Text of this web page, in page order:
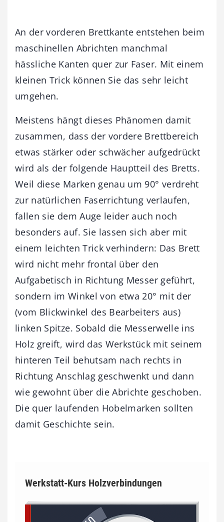
An der vorderen Brettkante entstehen beim
maschinellen Abrichten manchmal
hässliche Kanten quer zur Faser. Mit einem
kleinen Trick können Sie das sehr leicht
umgehen.
Meistens hängt dieses Phänomen damit
zusammen, dass der vordere Brettbereich
etwas stärker oder schwächer aufgedrückt
wird als der folgende Hauptteil des Bretts.
Weil diese Marken genau um 90° verdreht
zur natürlichen Faserrichtung verlaufen,
fallen sie dem Auge leider auch noch
besonders auf. Sie lassen sich aber mit
einem leichten Trick verhindern: Das Brett
wird nicht mehr frontal über den
Aufgabetisch in Richtung Messer geführt,
sondern im Winkel von etwa 20° mit der
(vom Blickwinkel des Bearbeiters aus)
linken Spitze. Sobald die Messerwelle ins
Holz greift, wird das Werkstück mit seinem
hinteren Teil behutsam nach rechts in
Richtung Anschlag geschwenkt und dann
wie gewohnt über die Abrichte geschoben.
Die quer laufenden Hobelmarken sollten
damit Geschichte sein.
Werkstatt-Kurs Holzverbindungen